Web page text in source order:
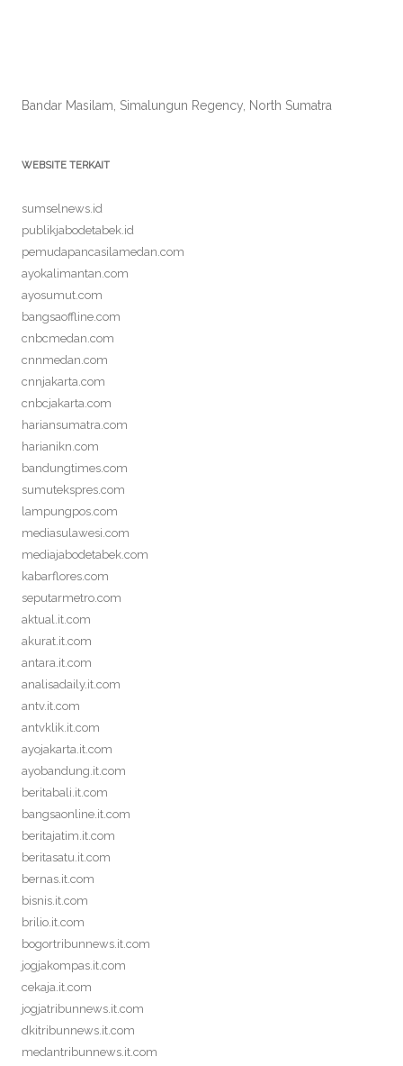
Bandar Masilam, Simalungun Regency, North Sumatra
WEBSITE TERKAIT
sumselnews.id
publikjabodetabek.id
pemudapancasilamedan.com
ayokalimantan.com
ayosumut.com
bangsaoffline.com
cnbcmedan.com
cnnmedan.com
cnnjakarta.com
cnbcjakarta.com
hariansumatra.com
harianikn.com
bandungtimes.com
sumutekspres.com
lampungpos.com
mediasulawesi.com
mediajabodetabek.com
kabarflores.com
seputarmetro.com
aktual.it.com
akurat.it.com
antara.it.com
analisadaily.it.com
antv.it.com
antvklik.it.com
ayojakarta.it.com
ayobandung.it.com
beritabali.it.com
bangsaonline.it.com
beritajatim.it.com
beritasatu.it.com
bernas.it.com
bisnis.it.com
brilio.it.com
bogortribunnews.it.com
jogjakompas.it.com
cekaja.it.com
jogjatribunnews.it.com
dkitribunnews.it.com
medantribunnews.it.com